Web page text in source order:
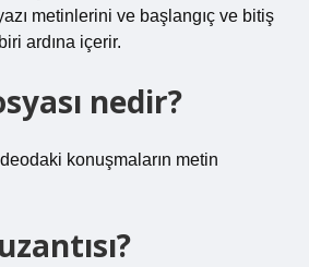
metinlerini ve başlangıç ​​ve bitiş
ardına içerir.
nedir?
konuşmaların metin